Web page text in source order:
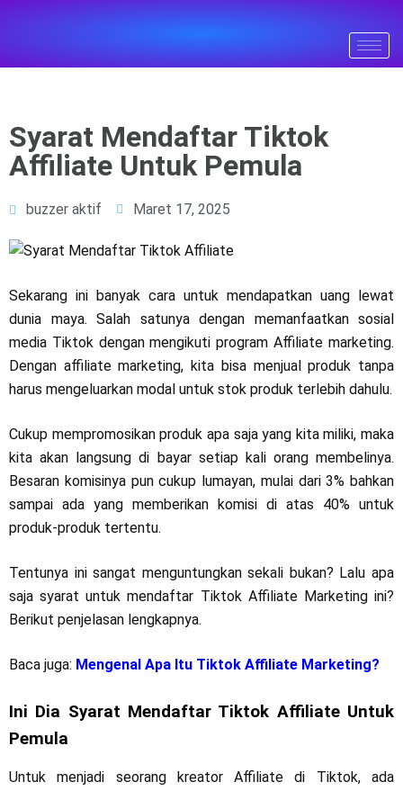
Syarat Mendaftar Tiktok
Affiliate Untuk Pemula
buzzer aktif Maret 17, 2025
Sekarang ini banyak cara untuk mendapatkan uang lewat
dunia maya. Salah satunya dengan memanfaatkan sosial
media Tiktok dengan mengikuti program Affiliate marketing.
Dengan affiliate marketing, kita bisa menjual produk tanpa
harus mengeluarkan modal untuk stok produk terlebih dahulu.
Cukup mempromosikan produk apa saja yang kita miliki, maka
kita akan langsung di bayar setiap kali orang membelinya.
Besaran komisinya pun cukup lumayan, mulai dari 3% bahkan
sampai ada yang memberikan komisi di atas 40% untuk
produk-produk tertentu.
Tentunya ini sangat menguntungkan sekali bukan? Lalu apa
saja syarat untuk mendaftar Tiktok Affiliate Marketing ini?
Berikut penjelasan lengkapnya.
Baca juga: Mengenal Apa Itu Tiktok Affiliate Marketing?
Ini Dia Syarat Mendaftar Tiktok Affiliate Untuk
Pemula
Untuk menjadi seorang kreator Affiliate di Tiktok, ada